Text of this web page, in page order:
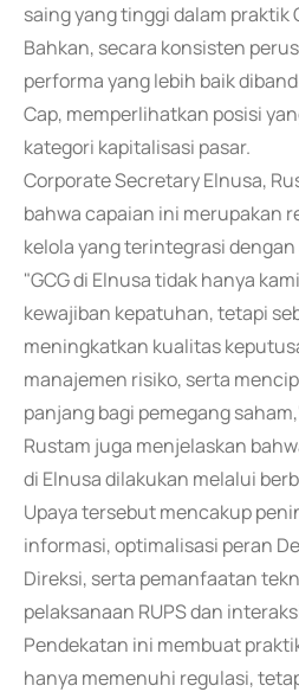
saing yang tinggi dalam praktik
Bahkan, secara konsisten
performa yang lebih baik
Cap, memperlihatkan posisi
kategori kapitalisasi pasar.
Corporate Secretary Elnusa,
bahwa capaian ini merupakan
kelola yang terintegrasi
"GCG di Elnusa tidak hanya
kewajiban kepatuhan, tetapi
meningkatkan kualitas
manajemen risiko, serta
panjang bagi pemegang
Rustam juga menjelaskan
di Elnusa dilakukan melalui
Upaya tersebut mencakup
informasi, optimalisasi peran
Direksi, serta pemanfaatan
pelaksanaan RUPS dan
Pendekatan ini membuat
hanya memenuhi regulasi,